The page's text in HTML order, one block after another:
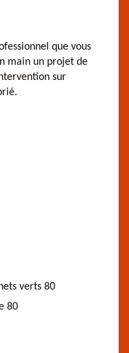
que vous
main un projet de
sur
verts 80
80